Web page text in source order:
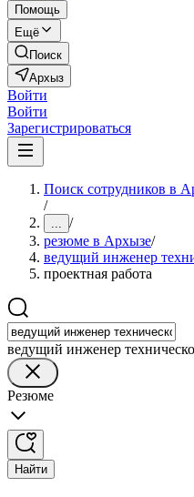
Помощь
Ещё
Поиск
Архыз
Войти
Войти
Зарегистрироваться
Поиск сотрудников в
/
... /
резюме в Архызе/
ведущий инженер
проектная работа
ведущий инженер
Резюме
Найти